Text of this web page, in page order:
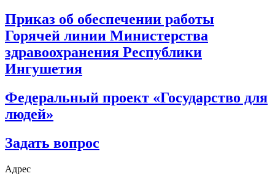
Приказ об обеспечении работы
Горячей линии Министерства
здравоохранения Республики
Ингушетия
Федеральный проект «Государство для
людей»
Задать вопрос
Адрес